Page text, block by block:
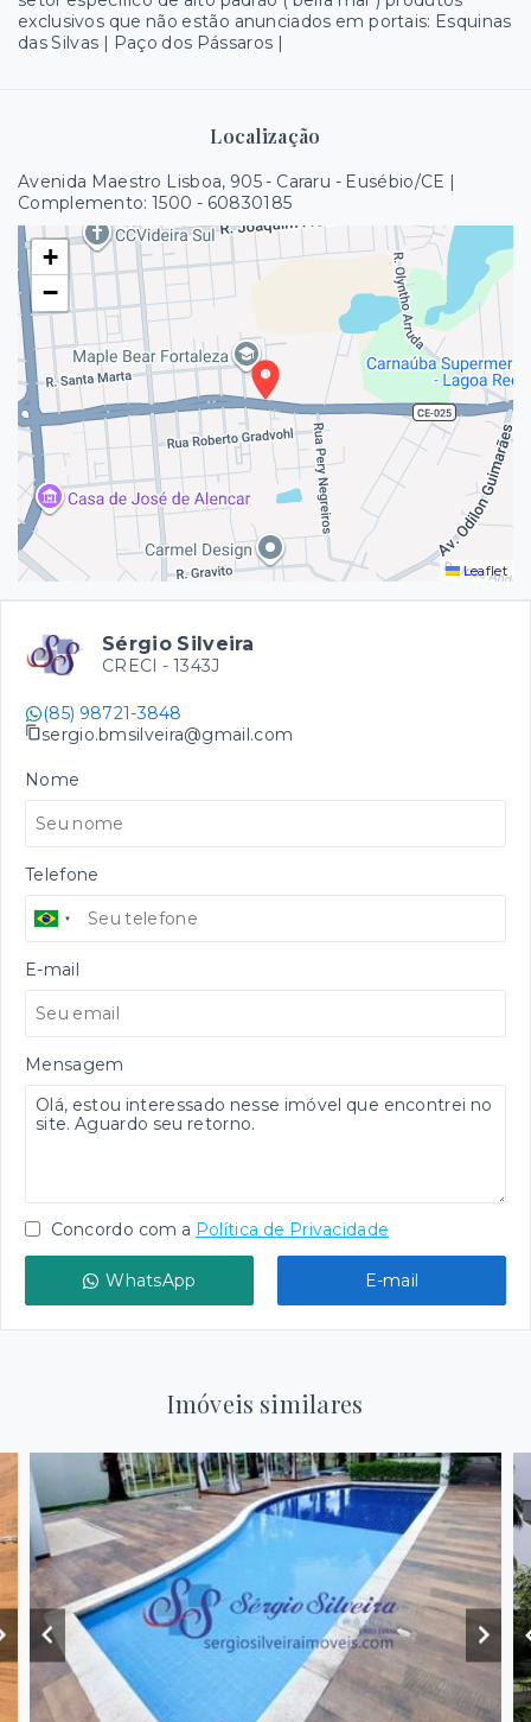
exclusivos que não estão anunciados em portais: Esquinas
das Silvas | Paço dos Pássaros |
Localização
Avenida Maestro Lisboa, 905 - Cararu - Eusébio/CE |
Complemento: 1500 - 60830185
+
−
Leaflet
Sérgio Silveira
CRECI - 1343J
(85) 98721-3848
sergio.bmsilveira@gmail.com
Nome
Telefone
E-mail
Mensagem
Concordo com a Política de Privacidade
WhatsApp E-mail
Imóveis similares